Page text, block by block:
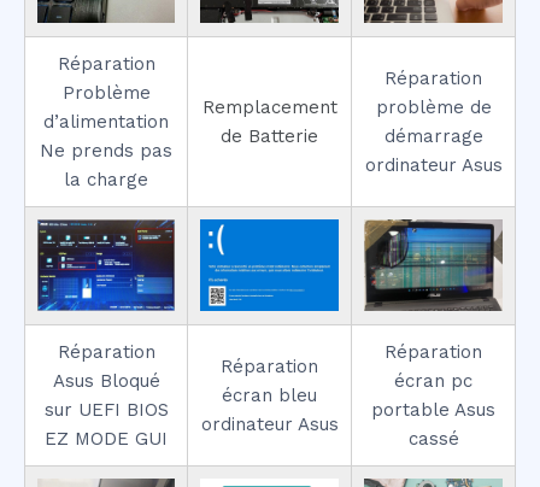
Réparation
Problème
d’alimentation
Ne prends pas
la charge
Remplacement
de Batterie
Réparation
problème de
démarrage
ordinateur Asus
Réparation
Asus Bloqué
sur UEFI BIOS
EZ MODE GUI
Réparation
écran bleu
ordinateur Asus
Réparation
écran pc
portable Asus
cassé